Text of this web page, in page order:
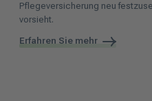
Pflegeversicherung neu
vorsieht.
Erfahren Sie mehr